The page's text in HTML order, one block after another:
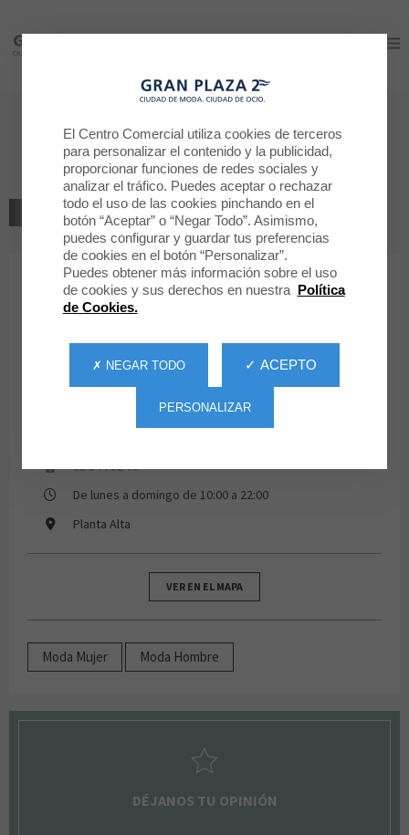
Gran Plaza 2
Bienvenido a
LEVI'S
VOLVER AL LISTADO
MODA
LEVI'S
91 844 82 76
De lunes a domingo de 10:00 a 22:00
Planta Alta
VER EN EL MAPA
Moda Mujer Moda Hombre
DÉJANOS TU OPINIÓN
Gran Plaza 2
El Centro Comercial utiliza cookies de terceros
para personalizar el contenido y la publicidad,
proporcionar funciones de redes sociales y
analizar el tráfico. Puedes aceptar o rechazar
todo el uso de las cookies pinchando en el
botón “Aceptar” o “Negar Todo”. Asimismo,
puedes configurar y guardar tus preferencias
de cookies en el botón “Personalizar”.
Puedes obtener más información sobre el uso
de cookies y sus derechos en nuestra Política
de Cookies.
✓ ACEPTO
✗ NEGAR TODO
PERSONALIZAR